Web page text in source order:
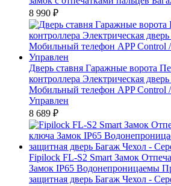
8 990 ₽
Дверь ставня Гаражные ворота
контроллера Электрическая
Мобильный телефон APP Control
Управлен
8 689 ₽
Fipilock FL-S2 Smart Замок
Замок IP65 Водонепроницаемы
защитная дверь Багаж Чехол -